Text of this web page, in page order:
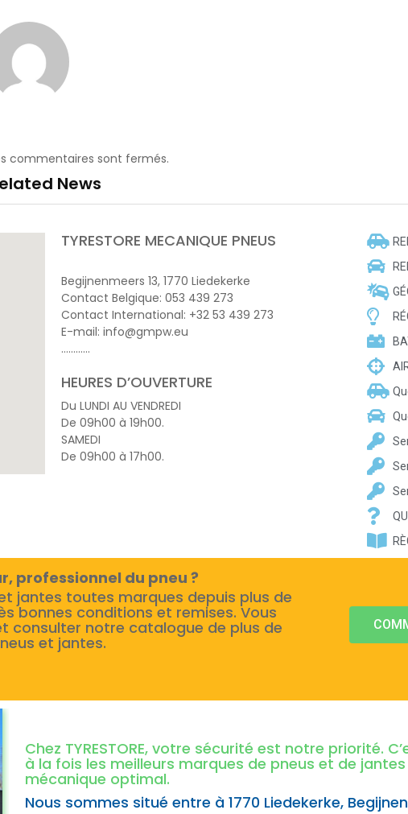
commentaires sont fermés.
News
TYRESTORE MECANIQUE PNEUS
Begijnenmeers 13, 1770 Liedekerke
Contact Belgique: 053 439 273
Contact International: +32 53 439 273
E-mail: info@gmpw.eu
…………
HEURES D’OUVERTURE
Du LUNDI AU VENDREDI
De 09h00 à 19h00.
SAMEDI
De 09h00 à 17h00.
professionnel du pneu ?
jantes toutes marques depuis plus de
bonnes conditions et remises. Vous
consulter notre catalogue de plus de
et jantes.
Chez TYRESTORE, votre sécurité est notre priorité.
à la fois les meilleurs marques de pneus et de
mécanique optimal.
Nous sommes situé entre à 1770 Liedekerke,